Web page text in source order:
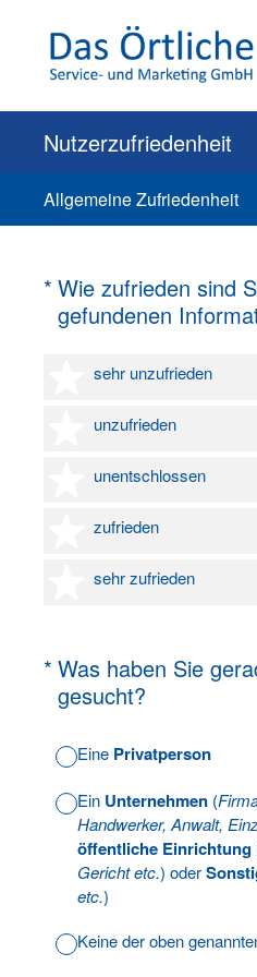
Nutzerzufriedenheit
Allgemeine Zufriedenheit
* Wie zufrieden sind
gefundenen
(Erforderlich.)
sehr unzufrieden
1 Stern
unzufrieden
2 Sterne
unentschlossen
3 Sterne
zufrieden
4 Sterne
sehr zufrieden
5 Sterne
* Was haben Sie
gesucht?
(Erforderlich.)
Eine Privatperson
Ein Unternehmen (
Handwerker, Anwalt,
öffentliche Einrichtung
Gericht etc.) oder
etc.)
Keine der oben